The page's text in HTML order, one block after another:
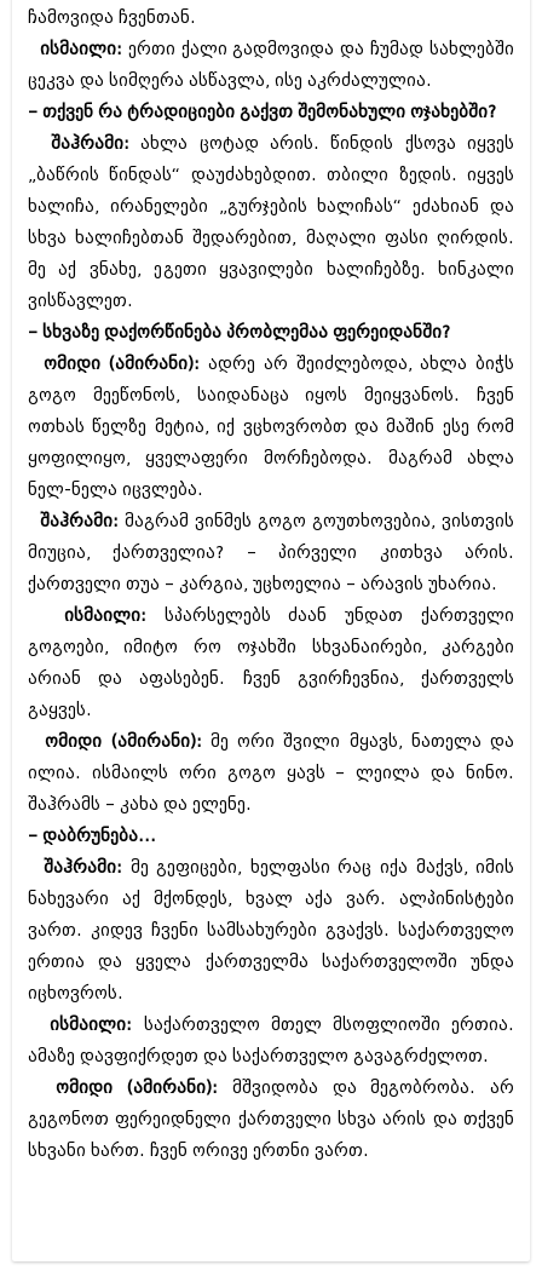
ჩამოვიდა ჩვენთან.
ისმაილი: ერთი ქალი გადმოვიდა და ჩუმად სახლებში
ცეკვა და სიმღერა ასწავლა, ისე აკრძალულია.
– თქვენ რა ტრადიციები გაქვთ შემონახული ოჯახებში?
შაჰრამი: ახლა ცოტად არის. წინდის ქსოვა იყვეს
„ბაწრის წინდას“ დაუძახებდით. თბილი ზედის. იყვეს
ხალიჩა, ირანელები „გურჯების ხალიჩას“ ეძახიან და
სხვა ხალიჩებთან შედარებით, მაღალი ფასი ღირდის.
მე აქ ვნახე, ეგეთი ყვავილები ხალიჩებზე. ხინკალი
ვისწავლეთ.
– სხვაზე დაქორწინება პრობლემაა ფერეიდანში?
ომიდი (ამირანი): ადრე არ შეიძლებოდა, ახლა ბიჭს
გოგო მეეწონოს, საიდანაცა იყოს მეიყვანოს. ჩვენ
ოთხას წელზე მეტია, იქ ვცხოვრობთ და მაშინ ესე რომ
ყოფილიყო, ყველაფერი მორჩებოდა. მაგრამ ახლა
ნელ-ნელა იცვლება.
შაჰრამი: მაგრამ ვინმეს გოგო გოუთხოვებია, ვისთვის
მიუცია, ქართველია? – პირველი კითხვა არის.
ქართველი თუა – კარგია, უცხოელია – არავის უხარია.
ისმაილი: სპარსელებს ძაან უნდათ ქართველი
გოგოები, იმიტო რო ოჯახში სხვანაირები, კარგები
არიან და აფასებენ. ჩვენ გვირჩევნია, ქართველს
გაყვეს.
ომიდი (ამირანი): მე ორი შვილი მყავს, ნათელა და
ილია. ისმაილს ორი გოგო ყავს – ლეილა და ნინო.
შაჰრამს – კახა და ელენე.
– დაბრუნება...
შაჰრამი: მე გეფიცები, ხელფასი რაც იქა მაქვს, იმის
ნახევარი აქ მქონდეს, ხვალ აქა ვარ. ალპინისტები
ვართ. კიდევ ჩვენი სამსახურები გვაქვს. საქართველო
ერთია და ყველა ქართველმა საქართველოში უნდა
იცხოვროს.
ისმაილი: საქართველო მთელ მსოფლიოში ერთია.
ამაზე დავფიქრდეთ და საქართველო გავაგრძელოთ.
ომიდი (ამირანი): მშვიდობა და მეგობრობა. არ
გეგონოთ ფერეიდნელი ქართველი სხვა არის და თქვენ
სხვანი ხართ. ჩვენ ორივე ერთნი ვართ.